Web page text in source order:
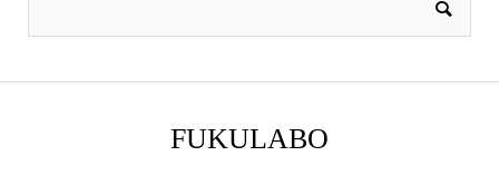
FUKULABO